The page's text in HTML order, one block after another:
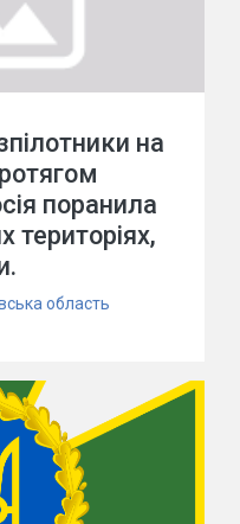
на
поранила
територіях,
область